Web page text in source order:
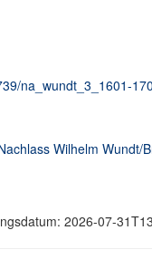
na_wundt_3_1601-
Wilhelm Wundt/
2026-07-